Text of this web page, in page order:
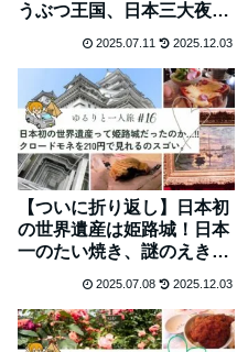
うぶつ王国、日本三大夜景
2025.07.11 2025.12.03
【ついに折り返し】日本初
の世界遺産は姫路城！日本
一のたい焼き、謎のえきそ
らで買えるの？ #16
2025.07.08 2025.12.03